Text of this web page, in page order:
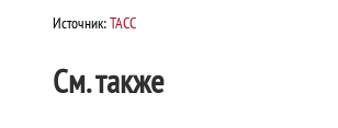
Источник:ТАСС
См. также